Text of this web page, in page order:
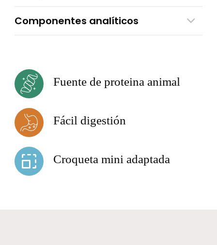
Componentes analíticos
Fuente de proteina animal
Fácil digestión
Croqueta mini adaptada